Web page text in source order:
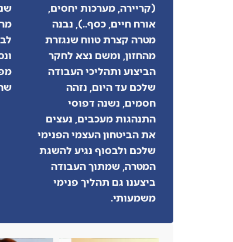
(קריירה, מערכות יחסים,
אורח חיים, כסף..), נבנה
מטרה קצרת טווח שנגזרת
מהחזון, ומשם נצא לחקר
הביצוע ותהליכי העבודה
שלכם עד היום, נזהה
חסמים, נשנה דפוסי
התנהגות מעכבים, נעצים
את הביטחון העצמי הפנימי
שלכם ולבסוף נגיע להשגת
המטרה, שמתוך העבודה
ביצענו גם תהליך פנימי
משמעותי.